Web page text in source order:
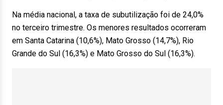
Na média nacional, a taxa de subutilização foi de 24,0%
no terceiro trimestre. Os menores resultados ocorreram
em Santa Catarina (10,6%), Mato Grosso (14,7%), Rio
Grande do Sul (16,3%) e Mato Grosso do Sul (16,3%).